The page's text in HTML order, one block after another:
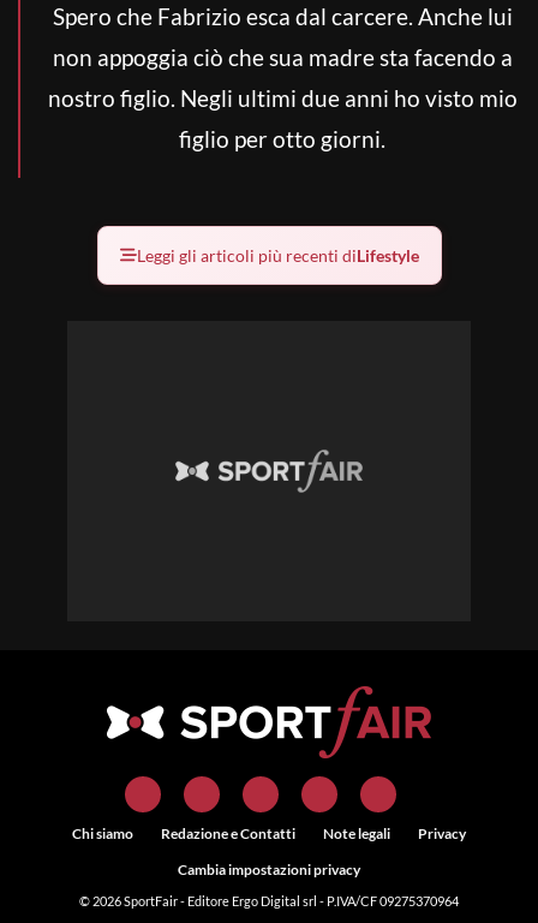
Spero che Fabrizio esca dal carcere. Anche lui
non appoggia ciò che sua madre sta facendo a
nostro figlio. Negli ultimi due anni ho visto mio
figlio per otto giorni.
Leggi gli articoli più recenti diLifestyle
Chi siamo Redazione e Contatti Note legali
Privacy
Cambia impostazioni privacy
© 2026SportFair- Editore Ergo Digital srl - P.IVA/CF 09275370964